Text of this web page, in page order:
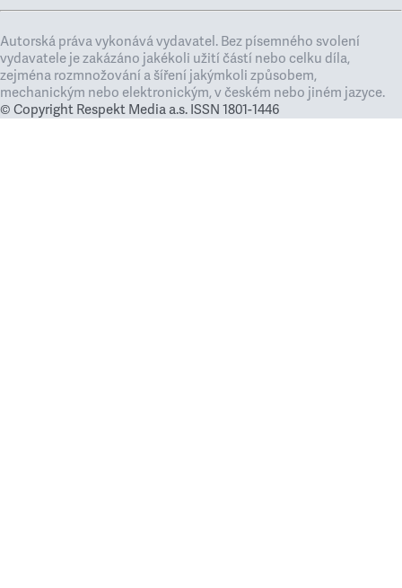
Autorská práva vykonává vydavatel. Bez písemného svolení
vydavatele je zakázáno jakékoli užití částí nebo celku díla,
zejména rozmnožování a šíření jakýmkoli způsobem,
mechanickým nebo elektronickým, v českém nebo jiném jazyce.
© Copyright Respekt Media a.s. ISSN 1801-1446